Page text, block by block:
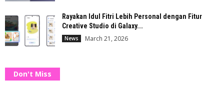
Rayakan Idul Fitri Lebih Personal dengan Fitur
Creative Studio di Galaxy...
News March 21, 2026
Don't Miss